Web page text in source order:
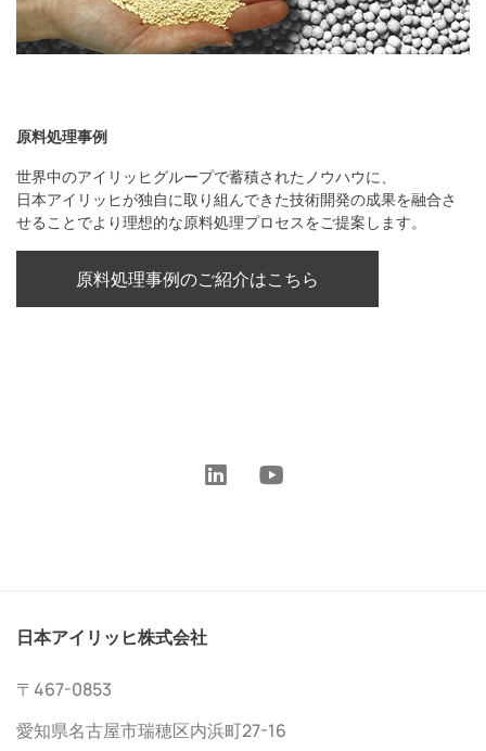
原料処理事例
世界中のアイリッヒグループで蓄積されたノウハウに、
日本アイリッヒが独自に取り組んできた技術開発の成果を融合さ
せることでより理想的な原料処理プロセスをご提案します。
原料処理事例のご紹介はこちら
日本アイリッヒ株式会社
〒467-0853
愛知県名古屋市瑞穂区内浜町27-16